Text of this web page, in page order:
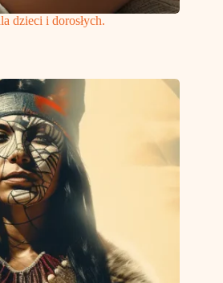
dzieci i dorosłych.